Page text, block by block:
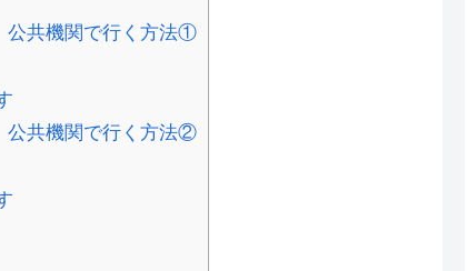
共機関で行く方法①
共機関で行く方法②